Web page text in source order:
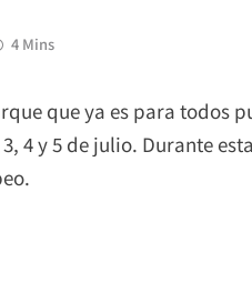
4 Mins
que ya es para todos
4 y 5 de julio. Durante